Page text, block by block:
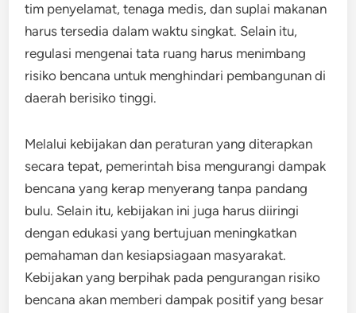
tim penyelamat, tenaga medis, dan suplai makanan
harus tersedia dalam waktu singkat. Selain itu,
regulasi mengenai tata ruang harus menimbang
risiko bencana untuk menghindari pembangunan di
daerah berisiko tinggi.
Melalui kebijakan dan peraturan yang diterapkan
secara tepat, pemerintah bisa mengurangi dampak
bencana yang kerap menyerang tanpa pandang
bulu. Selain itu, kebijakan ini juga harus diiringi
dengan edukasi yang bertujuan meningkatkan
pemahaman dan kesiapsiagaan masyarakat.
Kebijakan yang berpihak pada pengurangan risiko
bencana akan memberi dampak positif yang besar